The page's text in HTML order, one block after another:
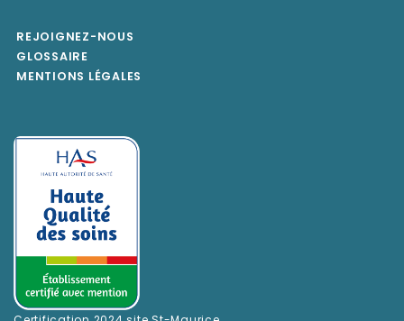
REJOIGNEZ-NOUS
GLOSSAIRE
MENTIONS LÉGALES